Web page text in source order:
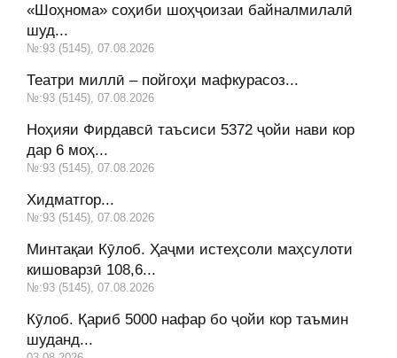
«Шоҳнома» соҳиби шоҳҷоизаи байналмилалӣ
шуд...
№:93 (5145), 07.08.2026
Театри миллӣ – пойгоҳи мафкурасоз...
№:93 (5145), 07.08.2026
Ноҳияи Фирдавсӣ таъсиси 5372 ҷойи нави кор
дар 6 моҳ...
№:93 (5145), 07.08.2026
Хидматгор...
№:93 (5145), 07.08.2026
Минтақаи Кӯлоб. Ҳаҷми истеҳсоли маҳсулоти
кишоварзӣ 108,6...
№:93 (5145), 07.08.2026
Кӯлоб. Қариб 5000 нафар бо ҷойи кор таъмин
шуданд...